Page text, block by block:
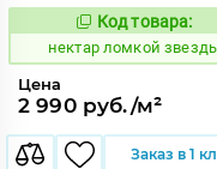
1131029
Код товара:
нектар ломкой
Цена
2 990 руб./м²
Заказ в 1